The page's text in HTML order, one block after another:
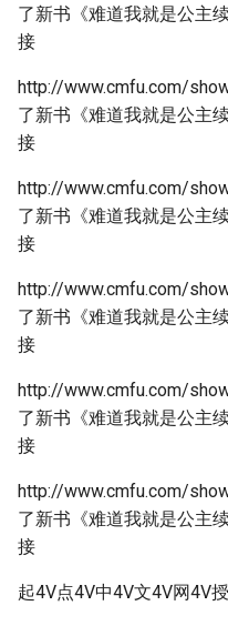
了新书《难道我就是公主
接
http://www.cmfu.com/
了新书《难道我就是公主
接
http://www.cmfu.com/
了新书《难道我就是公主
接
http://www.cmfu.com/
了新书《难道我就是公主
接
http://www.cmfu.com/
了新书《难道我就是公主
接
http://www.cmfu.com/
了新书《难道我就是公主
接
起4V点4V中4V文4V网4V